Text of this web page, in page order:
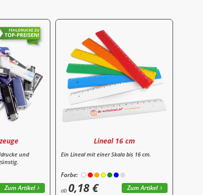
und
Zum Artikel
Lineal 16 cm
Ein Lineal mit einer Skala bis 16 cm.
Farbe:
ab 0,18 € Zum Artikel